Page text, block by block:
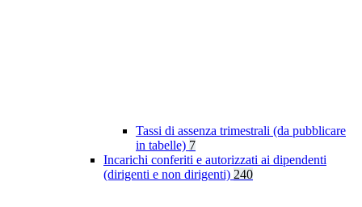
Tassi di assenza trimestrali (da pubblicare
in tabelle) 7
Incarichi conferiti e autorizzati ai dipendenti
(dirigenti e non dirigenti) 240